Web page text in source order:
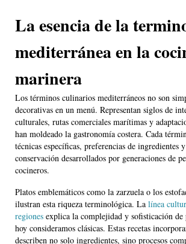
La esencia de la
mediterránea en la
marinera
Los términos culinarios mediterráneos no son
decorativas en un menú. Representan siglos de
culturales, rutas comerciales marítimas y
han moldeado la gastronomía costera. Cada
técnicas específicas, preferencias de ingredientes
conservación desarrollados por generaciones de
cocineros.
Platos emblemáticos como la zarzuela o los
ilustran esta riqueza terminológica. La línea
regiones explica la complejidad y sofisticación de
hoy consideramos clásicas. Estas recetas
describen no solo ingredientes, sino procesos